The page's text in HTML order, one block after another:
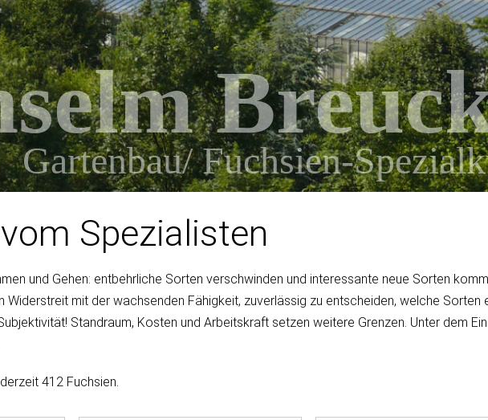
Gartenbau/ Fuchsien-
Spezialisten
und Gehen: entbehrliche Sorten verschwinden und interessante neue Sorten
Widerstreit mit der wachsenden Fähigkeit, zuverlässig zu entscheiden, welche Sorten
Standraum, Kosten und Arbeitskraft setzen weitere Grenzen. Unter dem
412 Fuchsien.